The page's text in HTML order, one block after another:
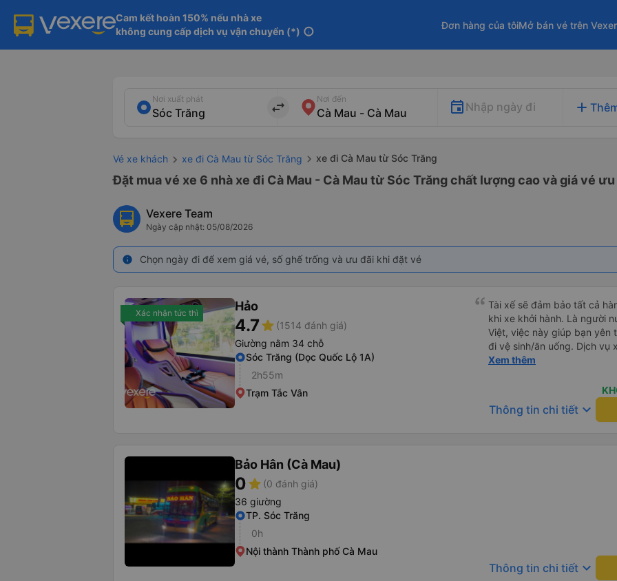
Cam kết hoàn 150% nếu nhà xe
không cung cấp dịch vụ vận chuyển (*) info
Đơn hàng của tôiMở bán vé trên
Nơi xuất phát
import_export
Nơi đến
Nhập ngày đi add
Vé xe khách xe đi Cà Mau từ Sóc Trăng xe đi Cà Mau từ Sóc Trăng
Đặt mua vé xe 6 nhà xe đi Cà Mau - Cà Mau từ Sóc Trăng chất lượng cao và giá vé
Vexere Team
Ngày cập nhật: 05/08/2026
info Chọn ngày đi để xem giá vé, số ghế trống và ưu đãi khi đặt vé
Xác nhận tức thì Hảo
4.7star (1514 đánh giá)
Giường nằm 34 chỗ
Sóc Trăng (Dọc Quốc Lộ 1A)
2h55m
Trạm Tắc Vân
Tài xế sẽ đảm bảo tất cả
khi xe khởi hành. Là người
Việt, việc này giúp bạn yên
đi vệ sinh/ăn uống. Dịch vụ
cũng là một điểm cộng, đưa
vẫn còn mơ màng và loay
Xem thêm
Thông tin chi tiết keyboard_arrow_down
Bảo Hân (Cà Mau)
0star (0 đánh giá)
36 giường
TP. Sóc Trăng
0h
Nội thành Thành phố Cà Mau
Thông tin chi tiết keyboard_arrow_down